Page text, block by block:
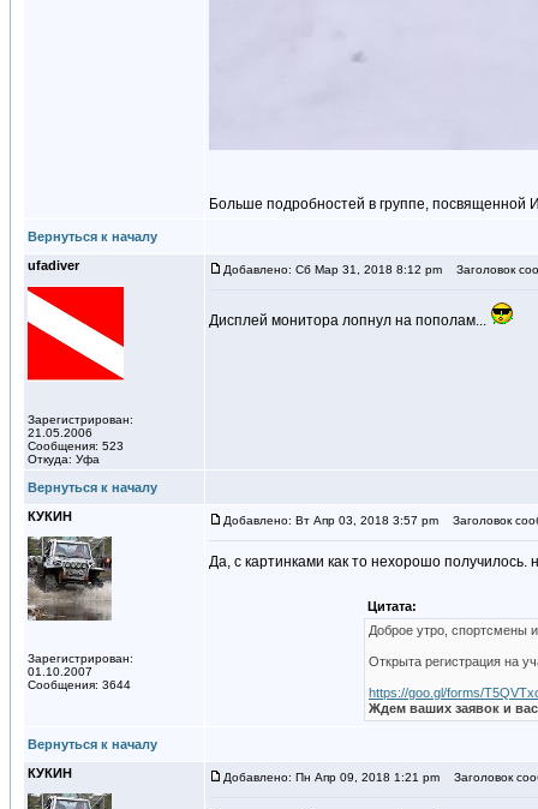
Больше подробностей в группе, посвященной
Вернуться к началу
ufadiver
Зарегистрирован:
21.05.2006
Сообщения: 523
Откуда: Уфа
Добавлено: Сб Мар 31, 2018 8:12 pm Заголовок
Дисплей монитора лопнул на пополам...
Вернуться к началу
КУКИН
Зарегистрирован:
01.10.2007
Сообщения: 3644
Добавлено: Вт Апр 03, 2018 3:57 pm Заголовок
Да, с картинками как то нехорошо получилось.
Цитата:
Доброе утро, спортсмены
Открыта регистрация на
https://goo.gl/forms/
Ждем ваших заявок и
Вернуться к началу
КУКИН
Добавлено: Пн Апр 09, 2018 1:21 pm Заголовок